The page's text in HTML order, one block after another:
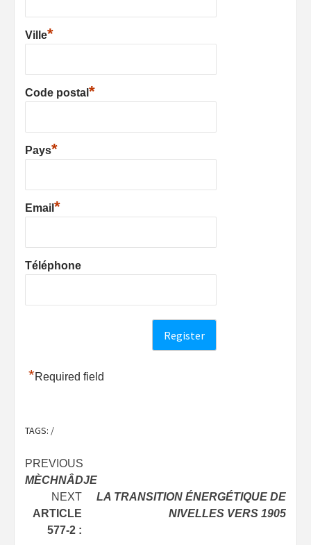
Ville*
Code postal *
Pays*
Email *
Téléphone
*Required field
TAGS: /
Post
navigation
PREVIOUS
MÈCHNÂDJE
NEXT
ARTICLE
577-2 :
LA TRANSITION ÉNERGÉTIQUE DE
NIVELLES VERS 1905